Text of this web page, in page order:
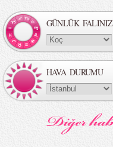
GÜNLÜK FALINIZ
HAVA DURUMU